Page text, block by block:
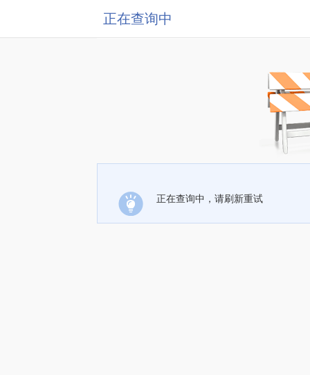
正在查询中
正在查询中，请刷新重试